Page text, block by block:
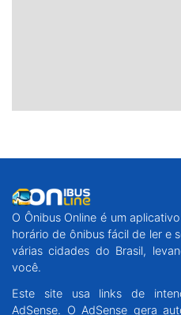
O Ônibus Online é um
horário de ônibus fácil de ler e
várias cidades do Brasil,
você.
Este site usa links de
AdSense. O AdSense gera